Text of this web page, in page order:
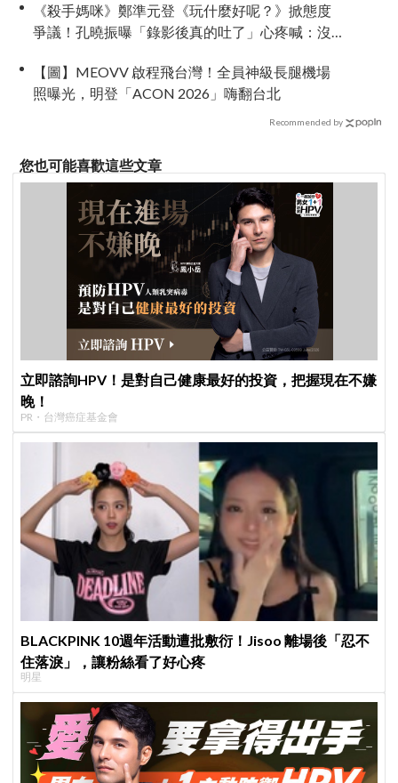
《殺手媽咪》鄭準元登《玩什麼好呢？》掀態度
爭議！孔曉振曝「錄影後真的吐了」心疼喊：沒
【圖】MEOVV 啟程飛台灣！全員神級長腿機場
照曝光，明登「ACON 2026」嗨翻台北
Recommended by
您也可能喜歡這些文章
立即諮詢HPV！是對自己健康最好的投資，把握現在不嫌
晚！
PR・台灣癌症基金會
BLACKPINK 10週年活動遭批敷衍！Jisoo 離場後「忍不
住落淚」，讓粉絲看了好心疼
明星